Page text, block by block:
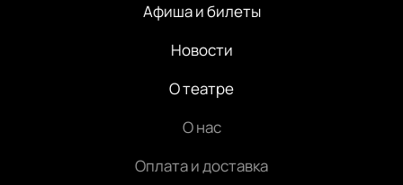
Афиша и билеты
Новости
О театре
О нас
Оплата и доставка